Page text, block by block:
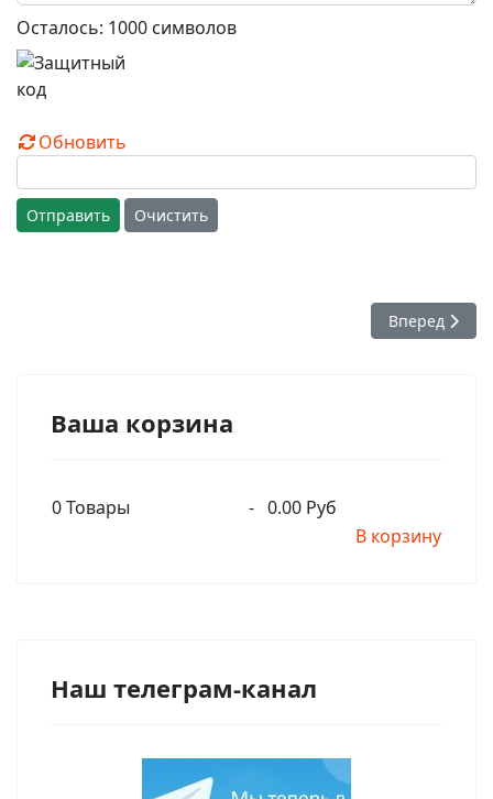
Осталось: 1000 символов
Обновить
Отправить Очистить
Следующий:
Вперед
Ваша корзина
0Товары - 0.00 Руб
В корзину
Наш телеграм-канал